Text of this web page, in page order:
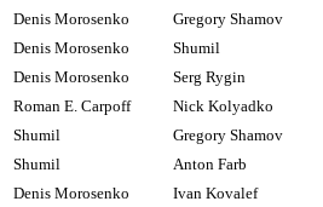
Denis Morosenko Gregory Shamov
Denis Morosenko Shumil
Denis Morosenko Serg Rygin
Roman E. Carpoff Nick Kolyadko
Shumil Gregory Shamov
Shumil Anton Farb
Denis Morosenko Ivan Kovalef